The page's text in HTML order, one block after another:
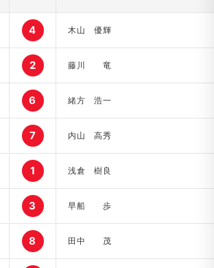
4 木山 優輝
2 藤川 竜
6 緒方 浩一
7 内山 高秀
1 浅倉 樹良
3 早船 歩
8 田中 茂